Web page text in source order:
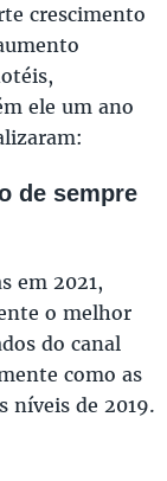
crescimento
ele um ano
de sempre
em 2021,
o melhor
do canal
como as
níveis de 2019.